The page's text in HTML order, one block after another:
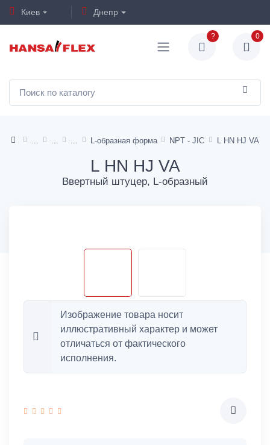
Киев Днепр
? 0
L-образная форма NPT - JIC L HN HJ VA
L HN HJ VA
Ввертный штуцер, L-образный
Изображение товара носит
иллюстративный характер и может
отличаться от фактического
исполнения.